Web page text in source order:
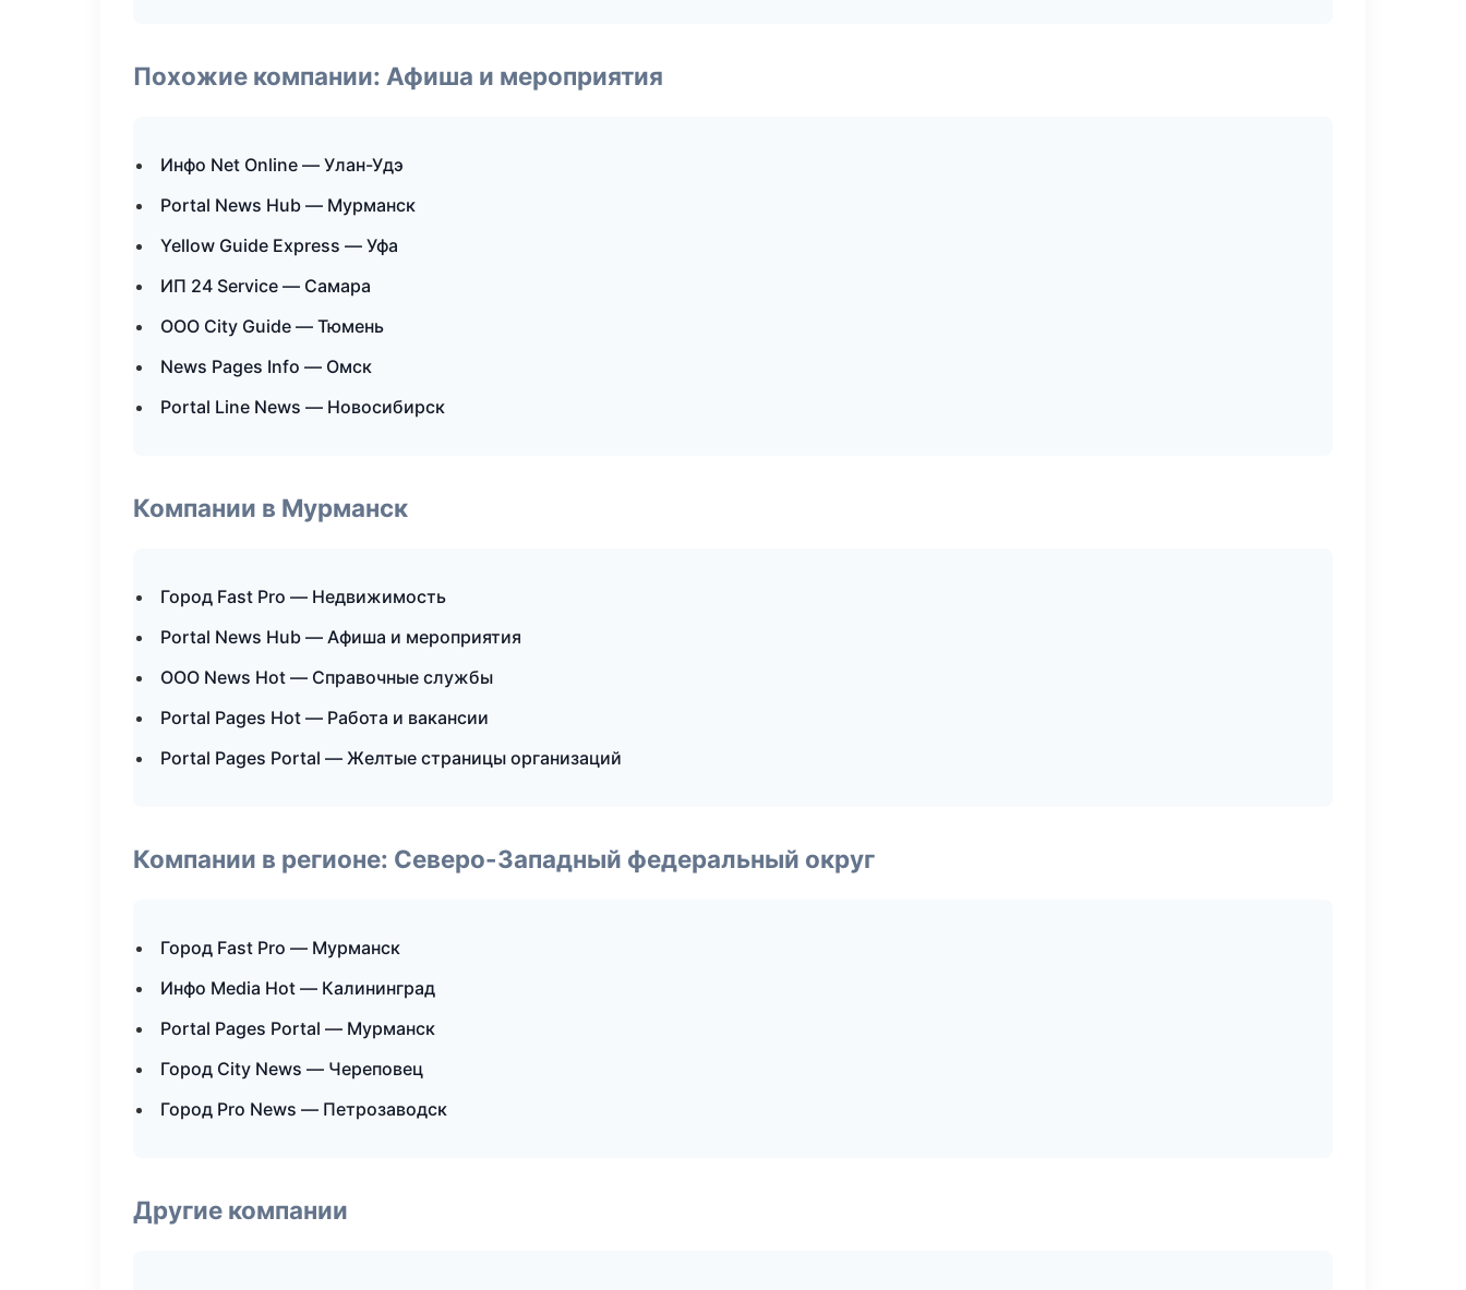
Похожие компании: Афиша и мероприятия
Инфо Net Online — Улан-Удэ
Portal News Hub — Мурманск
Yellow Guide Express — Уфа
ИП 24 Service — Самара
ООО City Guide — Тюмень
News Pages Info — Омск
Portal Line News — Новосибирск
Компании в Мурманск
Город Fast Pro — Недвижимость
Portal News Hub — Афиша и мероприятия
ООО News Hot — Справочные службы
Portal Pages Hot — Работа и вакансии
Portal Pages Portal — Желтые страницы организаций
Компании в регионе: Северо-Западный федеральный округ
Город Fast Pro — Мурманск
Инфо Media Hot — Калининград
Portal Pages Portal — Мурманск
Город City News — Череповец
Город Pro News — Петрозаводск
Другие компании